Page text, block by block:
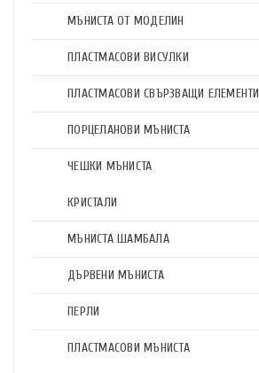
МЪНИСТА ОТ МОДЕЛИН
ПЛАСТМАСОВИ ВИСУЛКИ
ПЛАСТМАСОВИ СВЪРЗВАЩИ ЕЛЕМЕНТИ
ПОРЦЕЛАНОВИ МЪНИСТА
ЧЕШКИ МЪНИСТА
КРИСТАЛИ
МЪНИСТА ШАМБАЛА
ДЪРВЕНИ МЪНИСТА
ПЕРЛИ
ПЛАСТМАСОВИ МЪНИСТА